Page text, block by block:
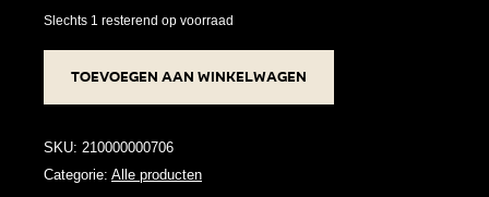
Slechts 1 resterend op voorraad
Toevoegen aan winkelwagen
SKU: 210000000706
Categorie: Alle producten